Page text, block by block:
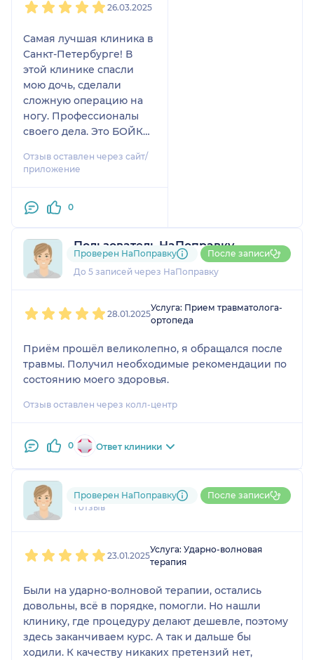
26.03.2025
Самая лучшая клиника в
Санкт-Петербурге! В
этой клинике спасли
мою дочь, сделали
сложную операцию на
ногу. Профессионалы
своего дела. Это БОЙКО
ДЕГТЯРЕВ ОЛЕГ
МИХАЙЛОВИЧ! Спасибо
Очень приятные врачи ,
припарковаться. Уютная
и чистая обстановка в
клинике! Процветания
Отзыв оставлен через сайт/
приложение
0
Пользователь НаПоправку
1 отзыв
До 5 записей через НаПоправку
Проверен НаПоправку После записи
28.01.2025
Услуга: Прием травматолога-
ортопеда
Приём прошёл великолепно, я обращался после
травмы. Получил необходимые рекомендации по
состоянию моего здоровья.
Отзыв оставлен через колл-центр
0 Ответ клиники
792....@....ru
1 отзыв
Проверен НаПоправку После записи
23.01.2025
Услуга: Ударно-волновая
терапия
Были на ударно-волновой терапии, остались
довольны, всё в порядке, помогли. Но нашли
клинику, где процедуру делают дешевле, поэтому
здесь заканчиваем курс. А так и дальше бы
ходили. К качеству никаких претензий нет,